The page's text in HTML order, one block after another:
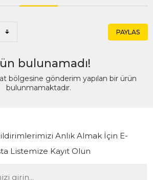
PAYLAS
bulunamadı!
bölgesine gönderim yapılan bir ürün
bulunmamaktadır.
Anlık Almak İçin E-
Listemize Kayıt Olun